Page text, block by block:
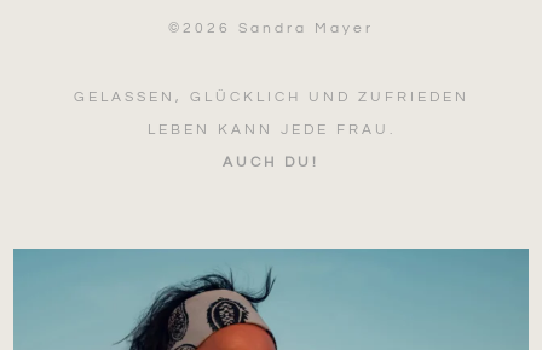
© 2026 Sandra Mayer
GELASSEN, GLÜCKLICH UND ZUFRIEDEN
LEBEN KANN JEDE FRAU.
AUCH DU!